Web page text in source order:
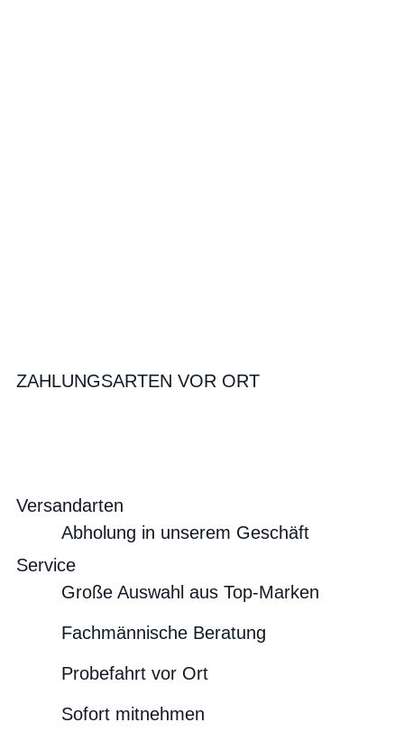
ZAHLUNGSARTEN VOR ORT
Versandarten
Abholung in unserem Geschäft
Service
Große Auswahl aus Top-Marken
Fachmännische Beratung
Probefahrt vor Ort
Sofort mitnehmen